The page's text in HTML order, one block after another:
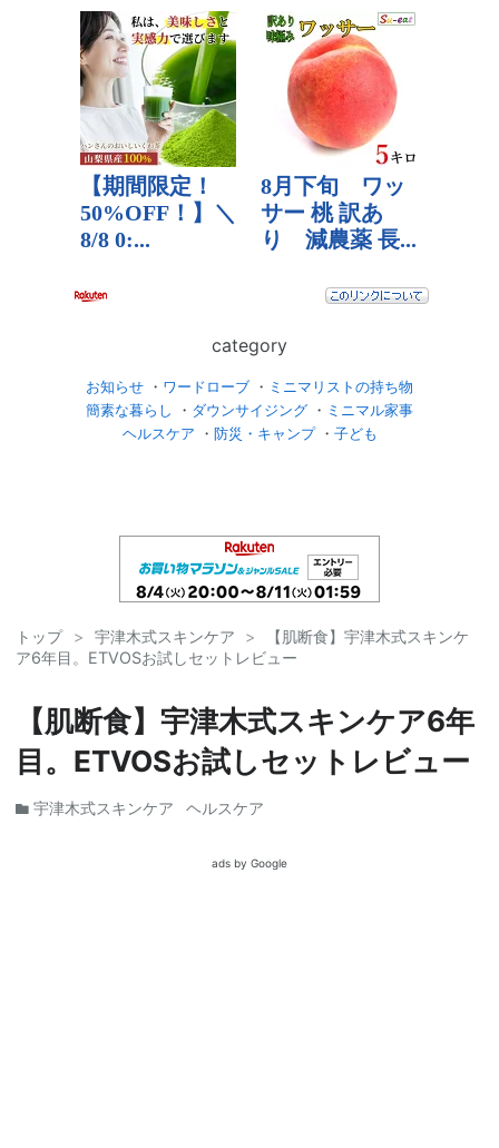
category
お知らせ ・ ワードローブ ・ ミニマリストの持ち物
簡素な暮らし
・ ダウンサイジング ・ ミニマル家事
ヘルスケア ・ 防災・キャンプ・ 子ども
トップ > 宇津木式スキンケア >
【肌断食】宇津木式スキンケ
ア6年目。ETVOSお試しセットレビュー
【肌断食】宇津木式スキンケア6年
目。ETVOSお試しセットレビュー
宇津木式スキンケア ヘルスケア
ads by Google